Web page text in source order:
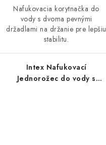
Nafukovacia korytnačka do
vody s dvoma pevnými
držadlami na držanie pre lepšiu
stabilitu.
Intex Nafukovací
Jednorožec do vody s